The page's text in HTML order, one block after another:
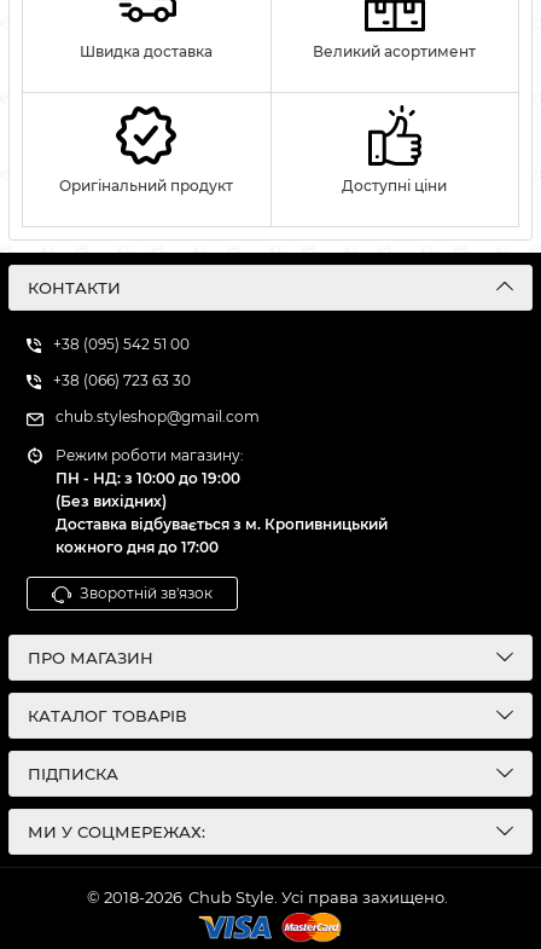
Швидка доставка Великий асортимент
Оригінальний продукт Доступні ціни
КОНТАКТИ
+38 (095) 542 51 00
+38 (066) 723 63 30
chub.styleshop@gmail.com
Режим роботи магазину:
ПН - НД: з 10:00 до 19:00
(Без вихідних)
Доставка відбувається з м. Кропивницький
кожного дня до 17:00
Зворотній зв'язок
ПРО МАГАЗИН
КАТАЛОГ ТОВАРІВ
ПІДПИСКА
МИ У СОЦМЕРЕЖАХ:
© 2018-2026 Chub Style. Усі права захищено.